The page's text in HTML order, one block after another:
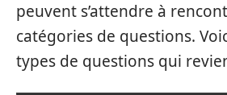
peuvent s’attendre à
catégories de questions.
types de questions qui